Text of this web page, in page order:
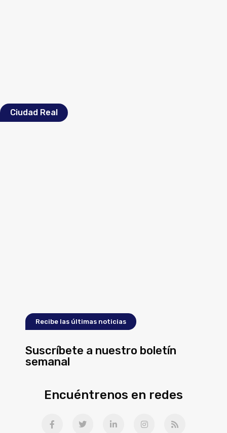
Ciudad Real
Recibe las últimas noticias
Suscríbete a nuestro boletín
semanal
Encuéntrenos en redes